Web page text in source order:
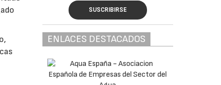
SUSCRIBIRSE
ENLACES DESTACADOS